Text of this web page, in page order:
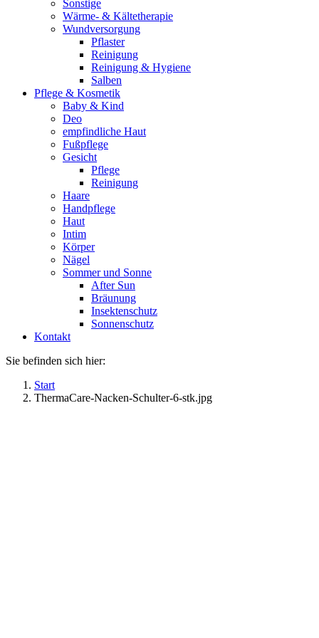
Sonstige
Wärme- & Kältetherapie
Wundversorgung
Pflaster
Reinigung
Reinigung & Hygiene
Salben
Pflege & Kosmetik
Baby & Kind
Deo
empfindliche Haut
Fußpflege
Gesicht
Pflege
Reinigung
Haare
Handpflege
Haut
Intim
Körper
Nägel
Sommer und Sonne
After Sun
Bräunung
Insektenschutz
Sonnenschutz
Kontakt
Sie befinden sich hier:
Start
ThermaCare-Nacken-Schulter-6-stk.jpg